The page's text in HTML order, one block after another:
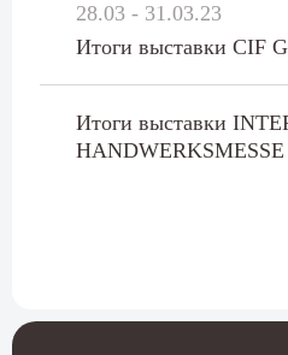
28.03 - 31.03.23
Итоги выставки CIF
Итоги выставки
HANDWERKSMESSE